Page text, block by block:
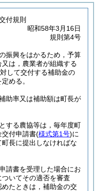
付規則
昭和58年3月16日
規則第4号
振興をはかるため，予算
は，農業者が組織する
して交付する補助金の
める。
助率又は補助額は町長が
する農協等は，毎年度町
交付申請書(様式第1号)に
長に提出しなければな
請書を受理した場合にお
いてその適否を審査
たときは，補助金の交